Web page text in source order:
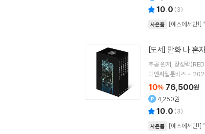
10.0 (3)
사은품 [예스에서만!]
[도서] 만화 나 혼
추공원저 장성락
디앤씨웹툰비즈
10% 76,500원
4,250원
10.0 (3)
사은품 [예스에서만!]